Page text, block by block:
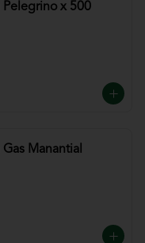
Pelegrino x 500
Manantial